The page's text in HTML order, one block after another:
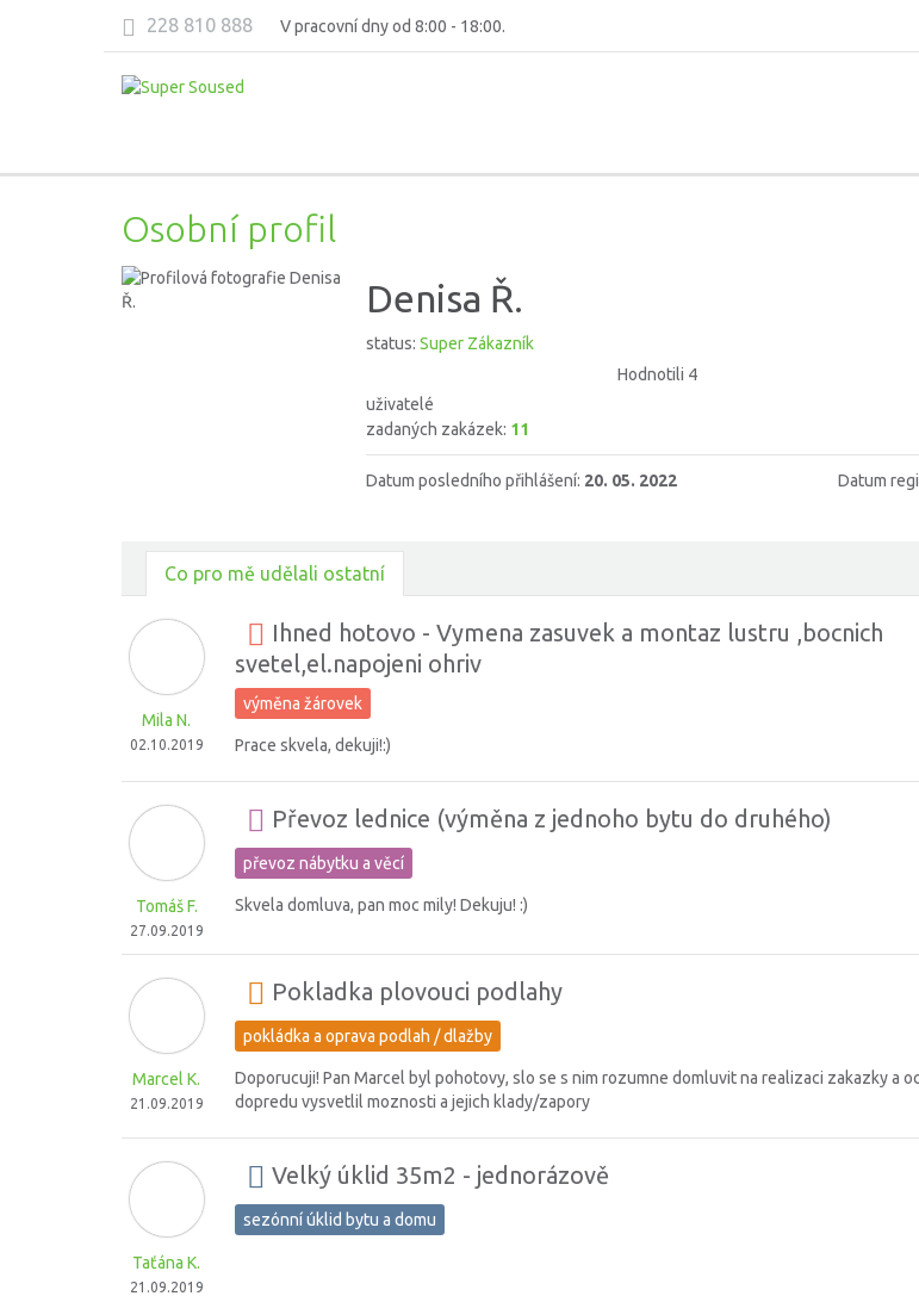
228 810 888 V pracovní dny od 8:00 - 18:00.
Osobní profil
Denisa Ř.
status: Super Zákazník
Hodnotili 4
uživatelé
zadaných zakázek: 11
Datum posledního přihlášení: 20. 05. 2022 Datum
Co pro mě udělali ostatní
Mila N.
02.10.2019
Ihned hotovo - Vymena zasuvek a montaz lustru ,bocnich
svetel,el.napojeni ohriv
výměna žárovek
Prace skvela, dekuji!:)
Tomáš F.
27.09.2019
Převoz lednice (výměna z jednoho bytu do druhého)
převoz nábytku a věcí
Skvela domluva, pan moc mily! Dekuju! :)
Marcel K.
21.09.2019
Pokladka plovouci podlahy
pokládka a oprava podlah / dlažby
Doporucuji! Pan Marcel byl pohotovy, slo se s nim rozumne domluvit na realizaci zakazky a
dopredu vysvetlil moznosti a jejich klady/zapory
Taťána K.
21.09.2019
Velký úklid 35m2 - jednorázově
sezónní úklid bytu a domu